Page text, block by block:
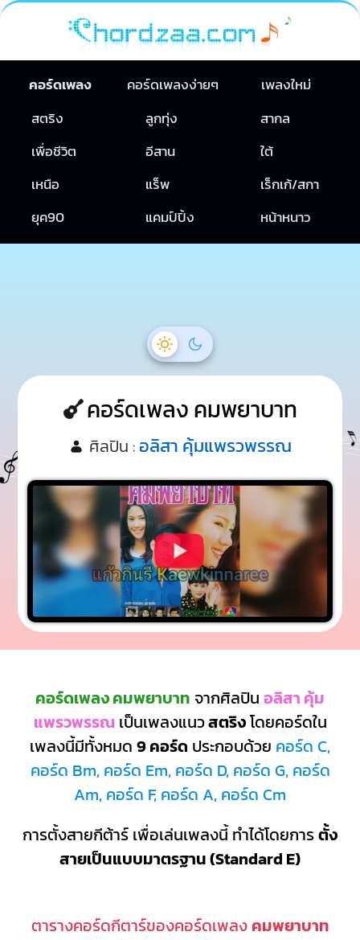
คอร์ดเพลง คอร์ดเพลงง่ายๆ
เพลงใหม่
สตริง
ลูกทุ่ง
สากล
เพื่อชีวิต
อีสาน
ใต้
เหนือ
แร็พ
เร็กเก้/สกา
ยุค90
แคมป์ปิ้ง หน้าหนาว
คอร์ดเพลง คมพยาบาท
ศิลปิน : อลิสา คุ้มแพรวพรรณ
คอร์ดเพลง คมพยาบาท จากศิลปิน อลิสา คุ้ม
แพรวพรรณเป็นเพลงแนวสตริงโดยคอร์ดใน
เพลงนี้มีทั้งหมด 9 คอร์ด ประกอบด้วย คอร์ด C,
คอร์ด Bm, คอร์ด Em, คอร์ด D, คอร์ด G, คอร์ด
Am, คอร์ด F, คอร์ด A, คอร์ด Cm
การตั้งสายกีต้าร์ เพื่อเล่นเพลงนี้ ทำได้โดยการตั้ง
สายเป็นแบบมาตรฐาน (Standard E)
ตารางคอร์ดกีตาร์ของคอร์ดเพลง คมพยาบาท